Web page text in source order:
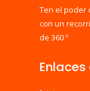
Ten el poder
con un
de 360 º